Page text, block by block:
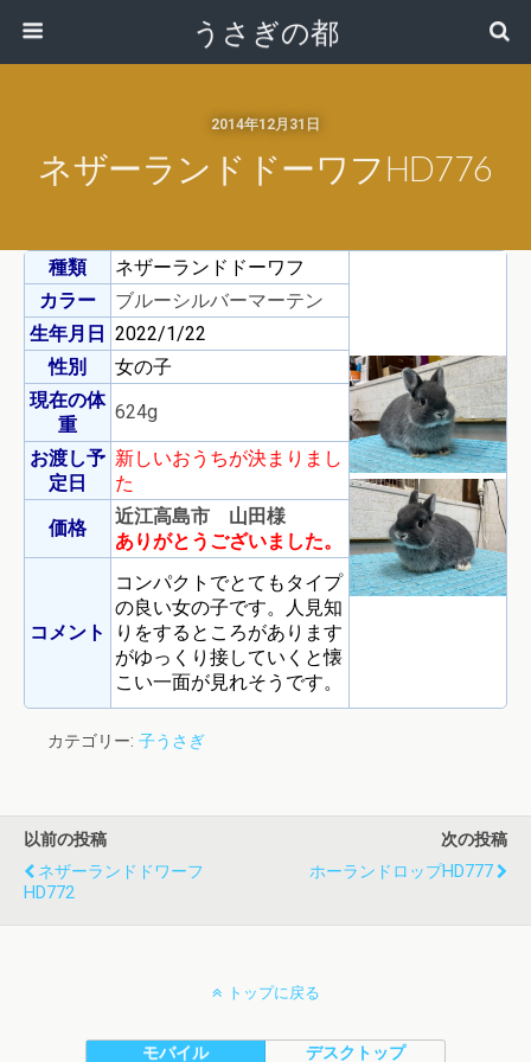
うさぎの都
2014年12月31日
ネザーランドドーワフHD776
種類
ネザーランドドーワフ
カラー
ブルーシルバーマーテン
生年月日 2022/1/22
性別
女の子
現在の体
重
624g
お渡し予
定日
新しいおうちが決まりまし
た
価格
近江高島市 山田様
ありがとうございました。
コメント
コンパクトでとてもタイプ
の良い女の子です。人見知
りをするところがあります
がゆっくり接していくと懐
こい一面が見れそうです。
カテゴリー: 子うさぎ
以前の投稿
ネザーランドドワーフ
HD772
次の投稿
ホーランドロップHD777
トップに戻る
モバイル デスクトップ